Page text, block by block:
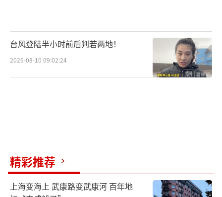
台风登陆半小时前后判若两地！
2026-08-10 09:02:24
精彩推荐
上海变海上 武康路变武康河 百年地